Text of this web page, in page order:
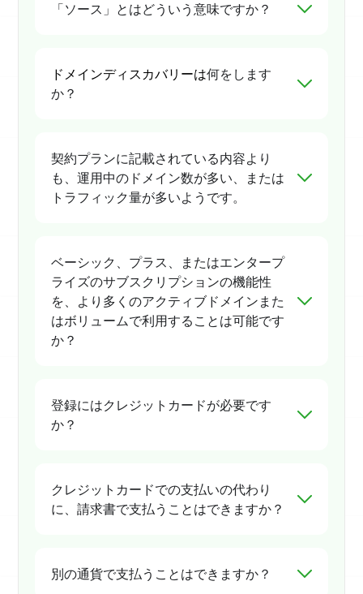
「ソース」とはどういう意味ですか？
ドメインディスカバリーは何をします
か？
契約プランに記載されている内容より
も、運用中のドメイン数が多い、または
トラフィック量が多いようです。
ベーシック、プラス、またはエンタープ
ライズのサブスクリプションの機能性
を、より多くのアクティブドメインまた
はボリュームで利用することは可能です
か？
登録にはクレジットカードが必要です
か？
クレジットカードでの支払いの代わり
に、請求書で支払うことはできますか？
別の通貨で支払うことはできますか？